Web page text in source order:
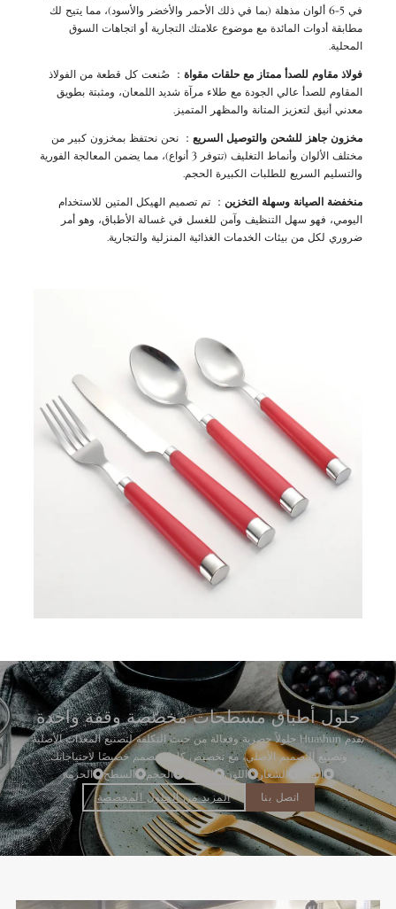
في 5-6 ألوان مذهلة (بما في ذلك الأحمر والأخضر والأسود)، مما يتيح لك
مطابقة أدوات المائدة مع موضوع علامتك التجارية أو اتجاهات السوق
المحلية.
فولاذ مقاوم للصدأ ممتاز مع حلقات مقواة： صُنعت كل قطعة من الفولاذ
المقاوم للصدأ عالي الجودة مع طلاء مرآة شديد اللمعان، ومثبتة بطويق
معدني أنيق لتعزيز المتانة والمظهر المتميز.
مخزون جاهز للشحن والتوصيل السريع ： نحن نحتفظ بمخزون كبير من
مختلف الألوان وأنماط التغليف (تتوفر 3 أنواع)، مما يضمن المعالجة الفورية
والتسليم السريع للطلبات الكبيرة الحجم.
منخفضة الصيانة وسهلة التخزين ： تم تصميم الهيكل المتين للاستخدام
اليومي، فهو سهل التنظيف وآمن للغسل في غسالة الأطباق، وهو أمر
ضروري لكل من بيئات الخدمات الغذائية المنزلية والتجارية.
حلول أطباق مسطحات مخصّصة وقفة واحدة
تقدم Huashun حلولاً حصرية وفعالة من حيث التكلفة لتصنيع المعدات الأصلية
وتصنيع التصميم الأصلي، مع تخصيص كامل مصمم خصيصًا لاحتياجاتك.
المواد
الشعار اللون الشكل الحجم السطح
الحزمة
اتصل بنا
المزيد من الحلول المخصصة